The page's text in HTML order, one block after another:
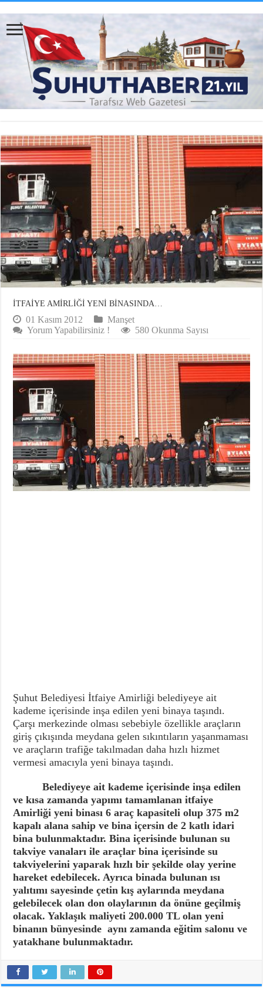
İTFAİYE AMİRLİĞİ YENİ BİNASINDA…
01 Kasım 2012
Manşet
Yorum Yapabilirsiniz !
580 Okunma Sayısı
Şuhut Belediyesi İtfaiye Amirliği belediyeye ait
kademe içerisinde inşa edilen yeni binaya taşındı.
Çarşı merkezinde olması sebebiyle özellikle araçların
giriş çıkışında meydana gelen sıkıntıların yaşanmaması
ve araçların trafiğe takılmadan daha hızlı hizmet
vermesi amacıyla yeni binaya taşındı.
Belediyeye ait kademe içerisinde inşa edilen
ve kısa zamanda yapımı tamamlanan itfaiye
Amirliği yeni binası 6 araç kapasiteli olup 375 m2
kapalı alana sahip ve bina içersin de 2 katlı idari
bina bulunmaktadır. Bina içerisinde bulunan su
takviye vanaları ile araçlar bina içerisinde su
takviyelerini yaparak hızlı bir şekilde olay yerine
hareket edebilecek. Ayrıca binada bulunan ısı
yalıtımı sayesinde çetin kış aylarında meydana
gelebilecek olan don olaylarının da önüne geçilmiş
olacak. Yaklaşık maliyeti 200.000 TL olan yeni
binanın bünyesinde aynı zamanda eğitim salonu ve
yatakhane bulunmaktadır.